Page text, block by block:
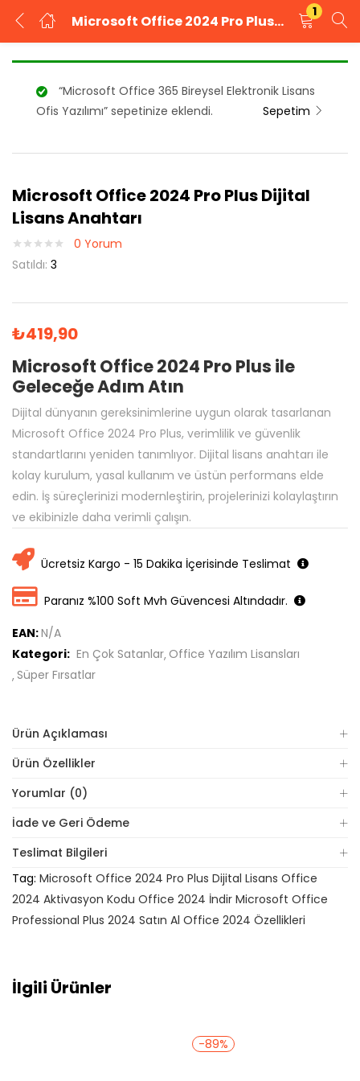
Microsoft Office 2024 Pro Plus Dijital Lisans Anahtarı
1
GIRIŞ YAP
KAYIT OL
Kullanıcı adınızı ve şifrenizi girin.
Beni Hatırla
“Microsoft Office 365 Bireysel Elektronik Lisans
Ofis Yazılımı” sepetinize eklendi.
Sepetim
Microsoft Office 2024 Pro Plus Dijital
Lisans Anahtarı
0 Yorum
Satıldı: 3
₺419,90
Microsoft Office 2024 Pro Plus ile
Geleceğe Adım Atın
Dijital dünyanın gereksinimlerine uygun olarak tasarlanan
Microsoft Office 2024 Pro Plus, verimlilik ve güvenlik
standartlarını yeniden tanımlıyor. Dijital lisans anahtarı ile
kolay kurulum, yasal kullanım ve üstün performans elde
edin. İş süreçlerinizi modernleştirin, projelerinizi kolaylaştırın
ve ekibinizle daha verimli çalışın.
Ücretsiz Kargo - 15 Dakika İçerisinde Teslimat
Paranız %100 Soft Mvh Güvencesi Altındadır.
EAN:N/A
Kategori: En Çok Satanlar Office Yazılım Lisansları
Süper Fırsatlar
Ürün Açıklaması
Ürün Özellikler
Yorumlar (0)
İade ve Geri Ödeme
Teslimat Bilgileri
Tag: Microsoft Office 2024 Pro Plus Dijital Lisans Office
2024 Aktivasyon Kodu Office 2024 İndir Microsoft Office
Professional Plus 2024 Satın Al Office 2024 Özellikleri
İlgili Ürünler
-89%